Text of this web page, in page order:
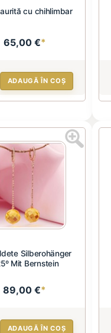
cu chihlimbar
65,00 €*
ADAUGĂ ÎN COȘ
Silberohänger
Mit Bernstein
89,00 €*
ADAUGĂ ÎN COȘ